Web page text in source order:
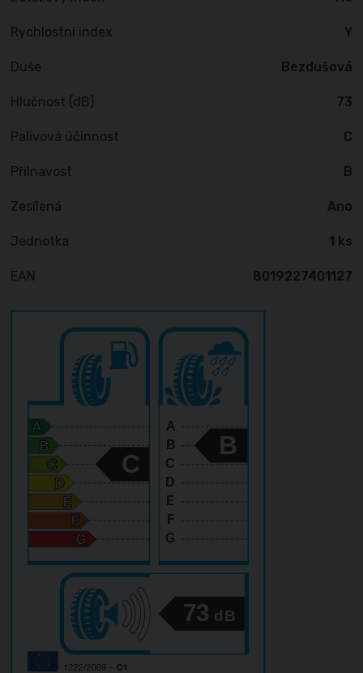
Rychlostní index Y
Duše Bezdušová
Hlučnost (dB) 73
Palivová účinnost C
Přilnavost B
Zesílená Ano
Jednotka 1 ks
EAN 8019227401127
A
B
C
D
E
F
G
73 dB
C
B